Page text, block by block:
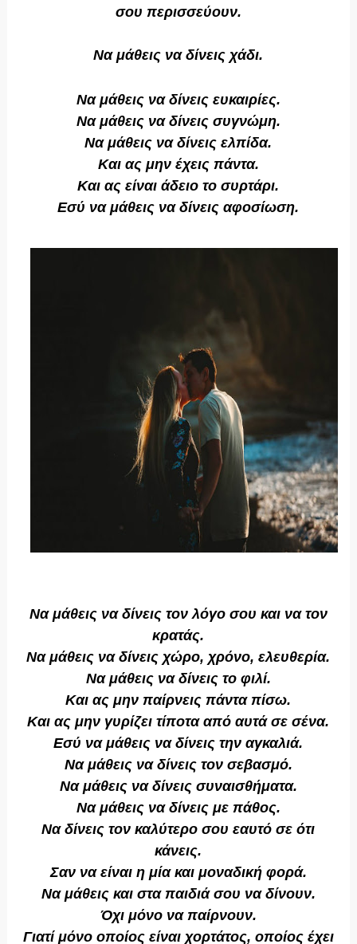
σου περισσεύουν.
Να μάθεις να δίνεις χάδι.
Να μάθεις να δίνεις ευκαιρίες.
Να μάθεις να δίνεις συγνώμη.
Να μάθεις να δίνεις ελπίδα.
Και ας μην έχεις πάντα.
Και ας είναι άδειο το συρτάρι.
Εσύ να μάθεις να δίνεις αφοσίωση.
Να μάθεις να δίνεις τον λόγο σου και να τον
κρατάς.
Να μάθεις να δίνεις χώρο, χρόνο, ελευθερία.
Να μάθεις να δίνεις το φιλί.
Και ας μην παίρνεις πάντα πίσω.
Και ας μην γυρίζει τίποτα από αυτά σε σένα.
Εσύ να μάθεις να δίνεις την αγκαλιά.
Να μάθεις να δίνεις τον σεβασμό.
Να μάθεις να δίνεις συναισθήματα.
Να μάθεις να δίνεις με πάθος.
Να δίνεις τον καλύτερο σου εαυτό σε ότι
κάνεις.
Σαν να είναι η μία και μοναδική φορά.
Να μάθεις και στα παιδιά σου να δίνουν.
Όχι μόνο να παίρνουν.
Γιατί μόνο οποίος είναι χορτάτος, οποίος έχει